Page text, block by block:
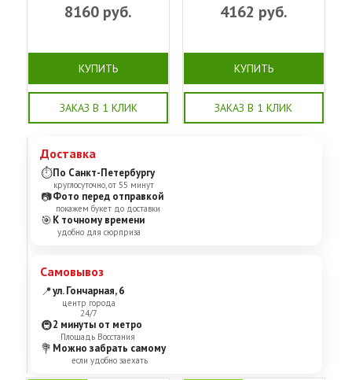
8160 руб.
КУПИТЬ
ЗАКАЗ В 1 КЛИК
4162 руб.
КУПИТЬ
ЗАКАЗ В 1 КЛИК
Доставка
⏱По Санкт-Петербургу
круглосуточно, от 55 минут
📷Фото перед отправкой
покажем букет до доставки
🎯К точному времени
удобно для сюрприза
Самовывоз
📍ул. Гончарная, 6
центр города
24/7
🚇2 минуты от метро
Площадь Восстания
💐 Можно забрать самому
если удобно заехать